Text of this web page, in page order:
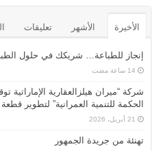
الأخيرة الأشهر تعليقات
إنجاز للطباعة… شريكك في حلول
شركة “ميران هيلزالعقارية
الحكمة للتنمية العمرانية” لتطوير
21 أبريل، 2026
تهنئة من جريدة الجمهور